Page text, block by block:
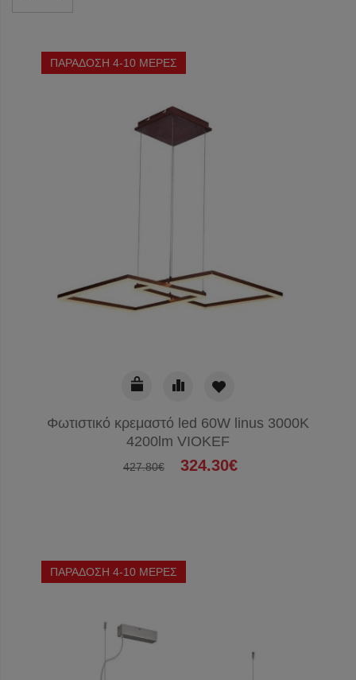
ΠΑΡΑΔΟΣΗ 4-10 ΜΕΡΕΣ
Φωτιστικό κρεμαστό led 60W linus 3000K
4200lm VIOKEF
427.80€ 324.30€
ΠΑΡΑΔΟΣΗ 4-10 ΜΕΡΕΣ